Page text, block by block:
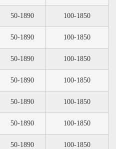
50-1890 100-1850
50-1890 100-1850
50-1890 100-1850
50-1890 100-1850
50-1890 100-1850
50-1890 100-1850
50-1890 100-1850